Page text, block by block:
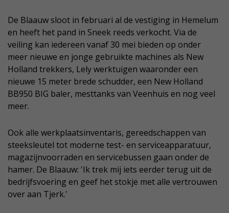
De Blaauw sloot in februari al de vestiging in Hemelum
en heeft het pand in Sneek reeds verkocht. Via de
veiling kan iedereen vanaf 30 mei bieden op onder
meer nieuwe en jonge gebruikte machines als New
Holland trekkers, Lely werktuigen waaronder een
nieuwe 15 meter brede schudder, een New Holland
BB950 BIG baler, mesttanks van Veenhuis en nog veel
meer.
Ook alle werkplaatsinventaris, gereedschappen van
steeksleutel tot moderne test- en serviceapparatuur,
magazijnvoorraden en servicebussen gaan onder de
hamer. De Blaauw: 'Ik trek mij iets eerder terug uit de
bedrijfsvoering en geef het stokje met alle vertrouwen
over aan Tjerk.'